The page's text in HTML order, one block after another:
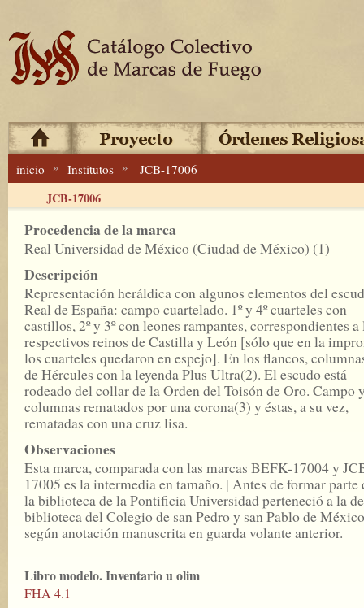
inicio » Institutos » JCB-17006
JCB-17006
Procedencia de la marca
Real Universidad de México (Ciudad de México) (1)
Descripción
Representación heráldica con algunos elementos del
Real de España: campo cuartelado. 1º y 4º cuarteles con
castillos, 2º y 3º con leones rampantes, correspondientes a
respectivos reinos de Castilla y León [sólo que en la
los cuarteles quedaron en espejo]. En los flancos,
de Hércules con la leyenda Plus Ultra(2). El escudo está
rodeado del collar de la Orden del Toisón de Oro. Campo
columnas rematados por una corona(3) y éstas, a su vez,
rematadas con una cruz lisa.
Observaciones
Esta marca, comparada con las marcas BEFK-17004 y
17005 es la intermedia en tamaño. | Antes de formar parte
la biblioteca de la Pontificia Universidad perteneció a la de
biblioteca del Colegio de san Pedro y san Pablo de
según anotación manuscrita en guarda volante anterior.
Libro modelo. Inventario u olim
FHA 4.1